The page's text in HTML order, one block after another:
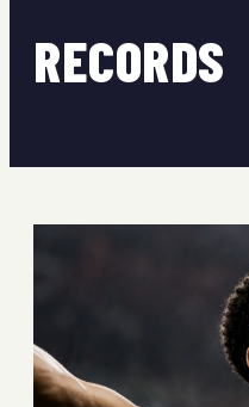
RECORDS